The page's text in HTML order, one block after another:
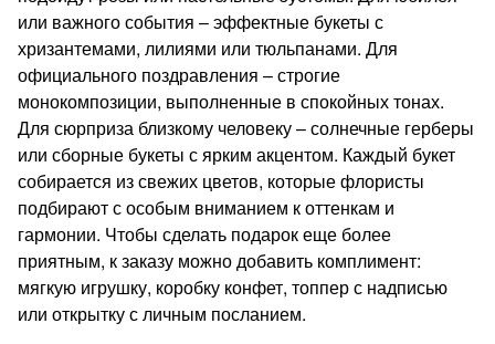
или важного события – эффектные букеты с
хризантемами, лилиями или тюльпанами. Для
официального поздравления – строгие
монокомпозиции, выполненные в спокойных тонах.
Для сюрприза близкому человеку – солнечные герберы
или сборные букеты с ярким акцентом. Каждый букет
собирается из свежих цветов, которые флористы
подбирают с особым вниманием к оттенкам и
гармонии. Чтобы сделать подарок еще более
приятным, к заказу можно добавить комплимент:
мягкую игрушку, коробку конфет, топпер с надписью
или открытку с личным посланием.